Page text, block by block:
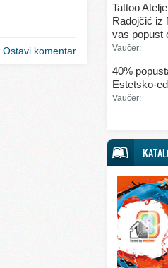
Ostavi komentar
Svet
Svet lepote
Svet mode
Svet sporta
Svet
Svet
Svet
Svet
Tattoo
Radojčić iz
vas popust
Vaučer:
40%
Estetsko-
Vaučer: